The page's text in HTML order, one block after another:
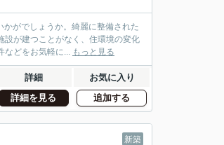
がでしょうか。綺麗に整備された
設が建つことがなく、住環境の変化
などをお気軽に... もっと見る
詳細 お気に入り
詳細を見る 追加する
新築